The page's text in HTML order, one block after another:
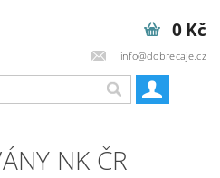
info@dobrecaje.cz
0 Kč
NK ČR